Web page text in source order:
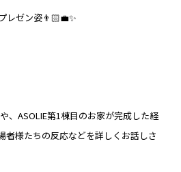
ゼン姿👨🏻‍💼✨
、ASOLIE第1棟目のお家が完成した経
者様たちの反応などを詳しくお話しさ